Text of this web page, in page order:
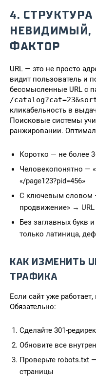
4. СТРУКТУРА
ФАКТОР
URL — это не просто
видит пользователь и
бессмысленные URL с
/
кликабельность в
Поисковые системы
ранжировании.
Коротко — не более
Человекопонятно —
«/page123?pid=456»
С ключевым словом
продвижение» →
Без заглавных букв
только латиница,
КАК ИЗМЕНИТЬ
ТРАФИКА
Если сайт уже
Обязательно:
Сделайте 301-
Обновите все
Проверьте robots.txt
страницы